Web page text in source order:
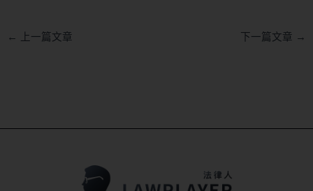
← 上一篇文章 下一篇文章 →